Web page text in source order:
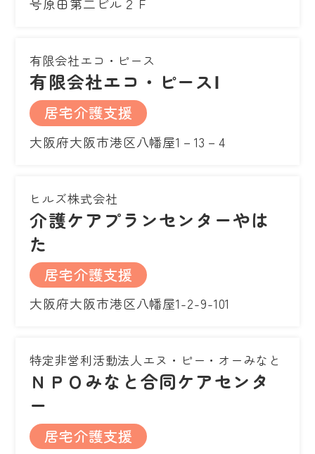
号原田第二ビル２Ｆ
有限会社エコ・ピース
有限会社エコ・ピースⅠ
居宅介護支援
大阪府大阪市港区八幡屋1－13－4
ヒルズ株式会社
介護ケアプランセンターやは
た
居宅介護支援
大阪府大阪市港区八幡屋1-2-9-101
特定非営利活動法人エヌ・ピー・オーみなと
ＮＰＯみなと合同ケアセンタ
ー
居宅介護支援